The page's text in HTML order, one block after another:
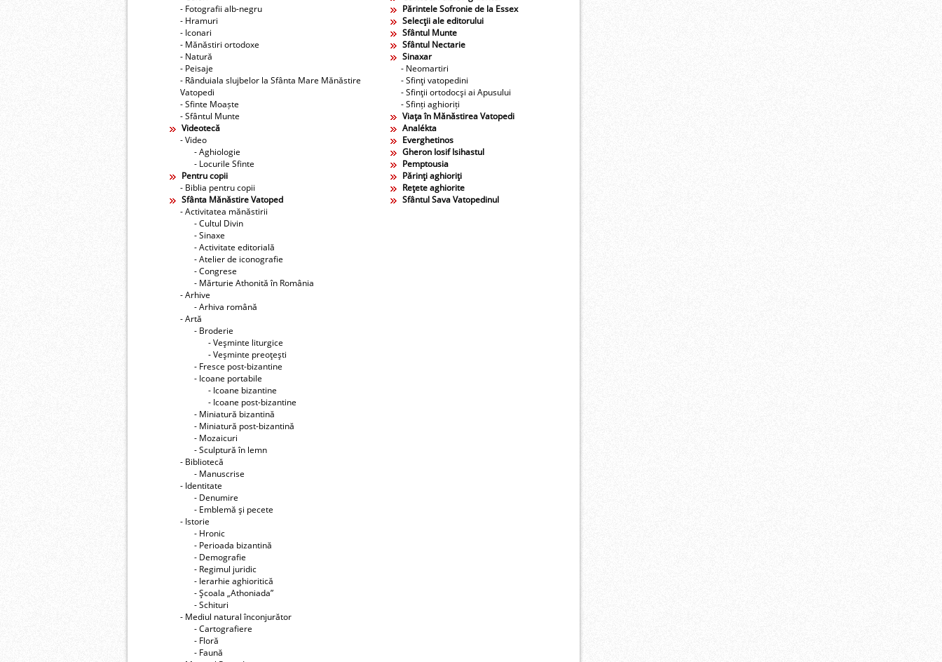
- Fotografii alb-negru
- Hramuri
- Iconari
- Mănăstiri ortodoxe
- Natură
- Peisaje
- Rânduiala slujbelor la Sfânta Mare Mănăstire
Vatopedi
- Sfinte Moaște
- Sfântul Munte
Părintele Sofronie de la Essex
Selecţii ale editorului
Sfântul Munte
Sfântul Nectarie
Sinaxar
- Neomartiri
- Sfinţi vatopedini
- Sfinţii ortodocşi ai Apusului
- Sfinți aghioriți
Viaţa în Mănăstirea Vatopedi
Videotecă
- Video
- Aghiologie
- Locurile Sfinte
Analékta
Everghetinos
Gheron Iosif Isihastul
Pemptousia
Pentru copii
- Biblia pentru copii
Părinţi aghioriţi
Reţete aghiorite
Sfânta Mănăstire Vatoped
- Activitatea mănăstirii
- Cultul Divin
- Sinaxe
- Activitate editorială
- Atelier de iconografie
- Congrese
- Mărturie Athonită în România
- Arhive
- Arhiva română
- Artă
- Broderie
- Veşminte liturgice
- Veşminte preoţeşti
- Fresce post-bizantine
- Icoane portabile
- Icoane bizantine
- Icoane post-bizantine
- Miniatură bizantină
- Miniatură post-bizantină
- Mozaicuri
- Sculptură în lemn
- Bibliotecă
- Manuscrise
- Identitate
- Denumire
- Emblemă şi pecete
- Istorie
- Hronic
- Perioada bizantină
- Demografie
- Regimul juridic
- Ierarhie aghioritică
- Şcoala „Athoniada”
- Schituri
- Mediul natural înconjurător
- Cartografiere
- Floră
- Faună
Sfântul Sava Vatopedinul